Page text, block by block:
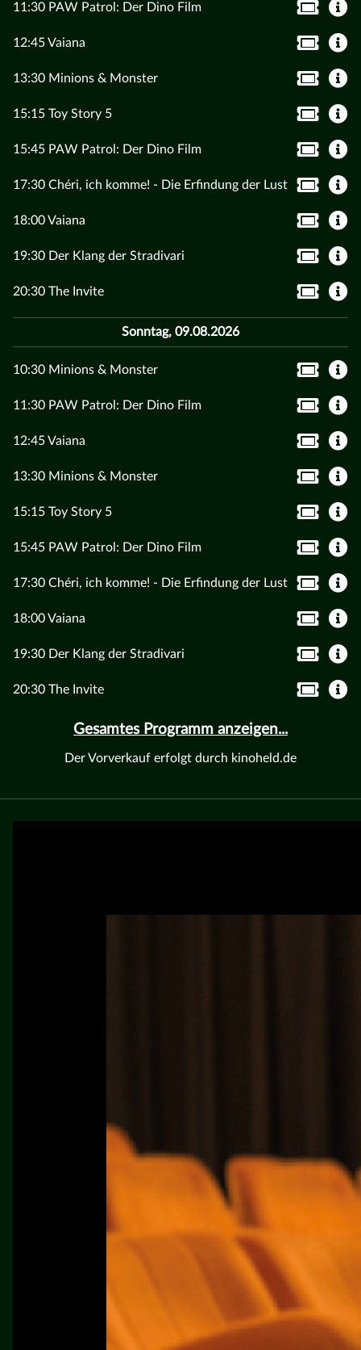
11:30 PAW Patrol: Der Dino Film
12:45 Vaiana
13:30 Minions & Monster
15:15 Toy Story 5
15:45 PAW Patrol: Der Dino Film
17:30 Chéri, ich komme! - Die Erfindung der Lust
18:00 Vaiana
19:30 Der Klang der Stradivari
20:30 The Invite
Sonntag, 09.08.2026
10:30 Minions & Monster
11:30 PAW Patrol: Der Dino Film
12:45 Vaiana
13:30 Minions & Monster
15:15 Toy Story 5
15:45 PAW Patrol: Der Dino Film
17:30 Chéri, ich komme! - Die Erfindung der Lust
18:00 Vaiana
19:30 Der Klang der Stradivari
20:30 The Invite
Gesamtes Programm anzeigen...
Der Vorverkauf erfolgt durch kinoheld.de